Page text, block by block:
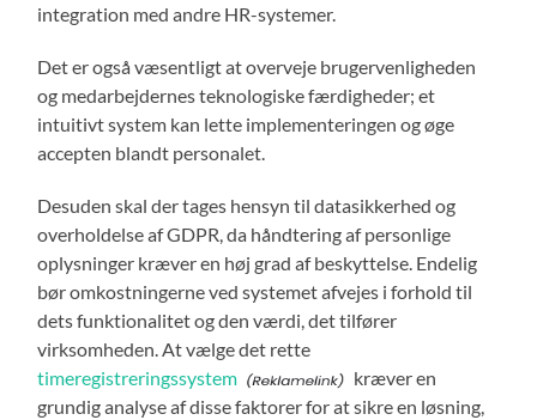
integration med andre HR-systemer.
Det er også væsentligt at overveje brugervenligheden
og medarbejdernes teknologiske færdigheder; et
intuitivt system kan lette implementeringen og øge
accepten blandt personalet.
Desuden skal der tages hensyn til datasikkerhed og
overholdelse af GDPR, da håndtering af personlige
oplysninger kræver en høj grad af beskyttelse. Endelig
bør omkostningerne ved systemet afvejes i forhold til
dets funktionalitet og den værdi, det tilfører
virksomheden. At vælge det rette
timeregistreringssystem
kræver en
grundig analyse af disse faktorer for at sikre en løsning,